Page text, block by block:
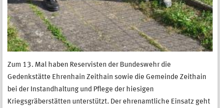
Zum 13. Mal haben Reservisten der Bundeswehr die
Gedenkstätte Ehrenhain Zeithain sowie die Gemeinde Zeithain
bei der Instandhaltung und Pflege der hiesigen
Kriegsgräberstätten unterstützt. Der ehrenamtliche Einsatz geht